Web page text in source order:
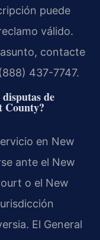
puede
válido.
contacte
437-7747.
de
County?
en New
ante el New
o el New
El General